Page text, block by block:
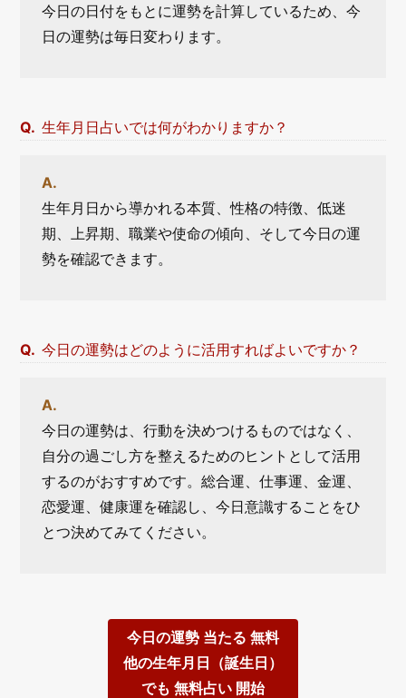
今日の日付をもとに運勢を計算しているため、今
日の運勢は毎日変わります。
生年月日占いでは何がわかりますか？
生年月日から導かれる本質、性格の特徴、低迷
期、上昇期、職業や使命の傾向、そして今日の運
勢を確認できます。
今日の運勢はどのように活用すればよいですか？
今日の運勢は、行動を決めつけるものではなく、
自分の過ごし方を整えるためのヒントとして活用
するのがおすすめです。総合運、仕事運、金運、
恋愛運、健康運を確認し、今日意識することをひ
とつ決めてみてください。
今日の運勢 当たる 無料
他の生年月日（誕生日）
でも 無料占い 開始